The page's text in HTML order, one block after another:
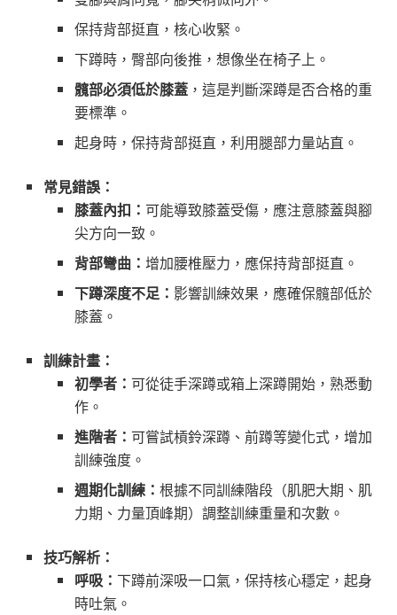
保持背部挺直，核心收緊。
下蹲時，臀部向後推，想像坐在椅子上。
髖部必須低於膝蓋，這是判斷深蹲是否合格的重
要標準。
起身時，保持背部挺直，利用腿部力量站直。
常見錯誤：
膝蓋內扣： 可能導致膝蓋受傷，應注意膝蓋與腳
尖方向一致。
背部彎曲： 增加腰椎壓力，應保持背部挺直。
下蹲深度不足： 影響訓練效果，應確保髖部低於
膝蓋。
訓練計畫：
初學者： 可從徒手深蹲或箱上深蹲開始，熟悉動
作。
進階者： 可嘗試槓鈴深蹲、前蹲等變化式，增加
訓練強度。
週期化訓練： 根據不同訓練階段（肌肥大期、肌
力期、力量頂峰期）調整訓練重量和次數。
技巧解析：
呼吸： 下蹲前深吸一口氣，保持核心穩定，起身
時吐氣。